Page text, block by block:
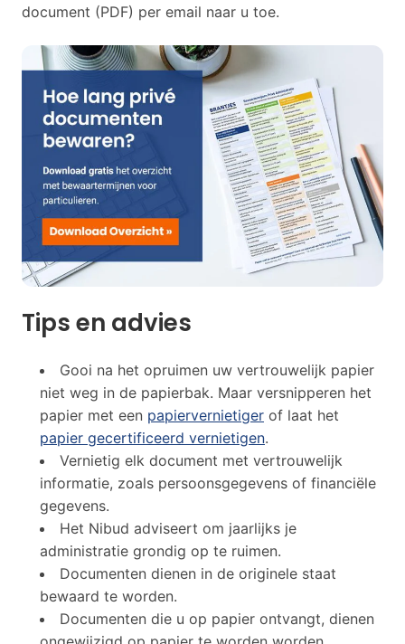
document (PDF) per email naar u toe.
Tips en advies
Gooi na het opruimen uw vertrouwelijk papier
niet weg in de papierbak. Maar versnipperen het
papier met een papiervernietiger of laat het
papier gecertificeerd vernietigen.
Vernietig elk document met vertrouwelijk
informatie, zoals persoonsgegevens of financiële
gegevens.
Het Nibud adviseert om jaarlijks je
administratie grondig op te ruimen.
Documenten dienen in de originele staat
bewaard te worden.
Documenten die u op papier ontvangt, dienen